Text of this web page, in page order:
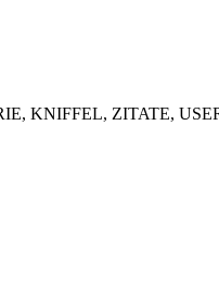
KNIFFEL, ZITATE,